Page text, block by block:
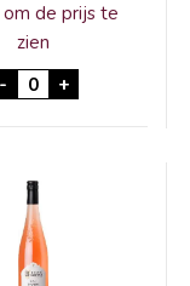
aantal
om de prijs te
zien
- Monteclain Rosé
+